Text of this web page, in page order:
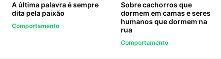
A última palavra é sempre
dita pela paixão
Comportamento
Sobre cachorros que
dormem em camas e seres
humanos que dormem na
rua
Comportamento